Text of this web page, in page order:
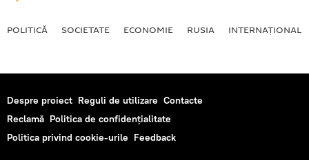
POLITICĂ SOCIETATE ECONOMIE RUSIA INTERNAŢIONAL
Despre proiect Reguli de utilizare Contacte
Reclamă Politica de confidențialitate
Politica privind cookie-urile Feedback